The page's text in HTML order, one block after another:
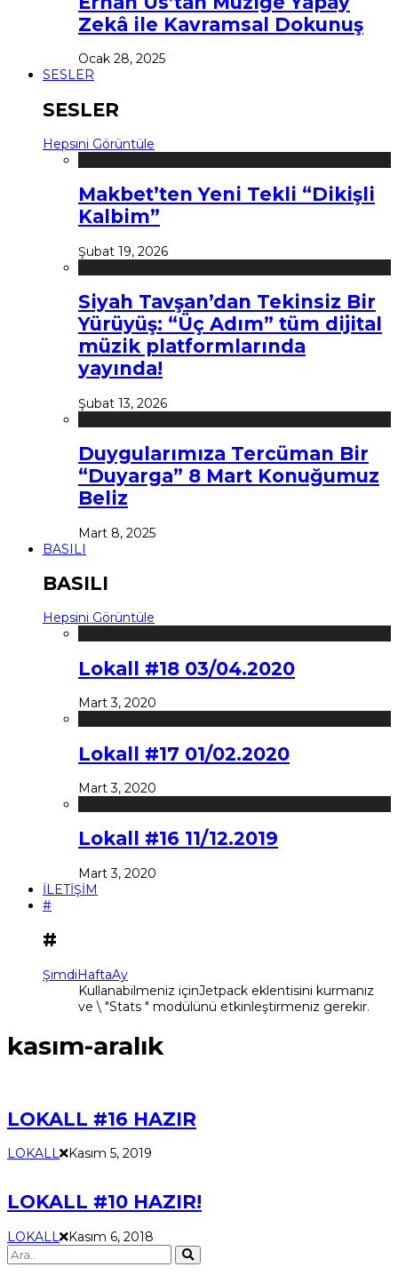
Zekâ ile Kavramsal Dokunuş
Ocak 28, 2025
SESLER
SESLER
Hepsini Görüntüle
Makbet’ten Yeni Tekli “Dikişli
Kalbim”
Şubat 19, 2026
Siyah Tavşan’dan Tekinsiz Bir
Yürüyüş: “Üç Adım” tüm dijital
müzik platformlarında
yayında!
Şubat 13, 2026
Duygularımıza Tercüman Bir
“Duyarga” 8 Mart Konuğumuz
Beliz
Mart 8, 2025
BASILI
BASILI
Hepsini Görüntüle
Lokall #18 03/04.2020
Mart 3, 2020
Lokall #17 01/02.2020
Mart 3, 2020
Lokall #16 11/12.2019
Mart 3, 2020
İLETİŞİM
#
#
ŞimdiHaftaAy
Kullanabilmeniz içinJetpack eklentisini kurmanız
ve \ "Stats " modülünü etkinleştirmeniz gerekir.
kasım-aralık
LOKALL #16 HAZIR
LOKALL Kasım 5, 2019
LOKALL #10 HAZIR!
LOKALL Kasım 6, 2018